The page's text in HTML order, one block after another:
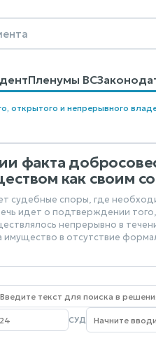
Пленумы ВС
Поиск
открытого и непрерывного
факта
как своим
судебные споры, где
идет о подтверждении
непрерывно в
имущество в отсутствие
СУД